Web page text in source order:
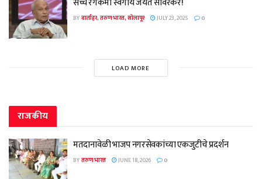
BYवार्ताहर, तरुण भारत, सोलापूर JULY 23, 2025 0
LOAD MORE
राजकीय
मतदानावेळी भाजप नगरसेवकांच्या एकजुटीचे प्रदर्शन
BYतरुण भारत JUNE 18, 2026 0